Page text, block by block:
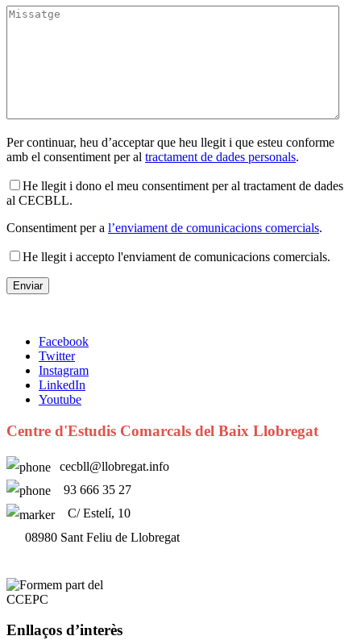
Per continuar, heu d’acceptar que heu llegit i que esteu conforme
amb el consentiment per al tractament de dades personals.
He llegit i dono el meu consentiment per al tractament de dades
al CECBLL.
Consentiment per a l’enviament de comunicacions comercials.
He llegit i accepto l'enviament de comunicacions comercials.
Facebook
Twitter
Instagram
LinkedIn
Youtube
Centre d'Estudis Comarcals del Baix Llobregat
cecbll@llobregat.info
93 666 35 27
C/ Estelí, 10
08980 Sant Feliu de Llobregat
Enllaços d’interès